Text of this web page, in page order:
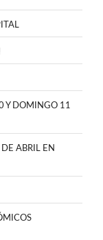
Y DOMINGO 11
ABRIL EN